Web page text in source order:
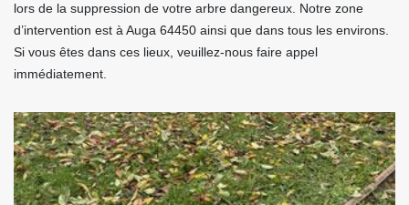
lors de la suppression de votre arbre dangereux. Notre zone
d’intervention est à Auga 64450 ainsi que dans tous les environs.
Si vous êtes dans ces lieux, veuillez-nous faire appel
immédiatement.